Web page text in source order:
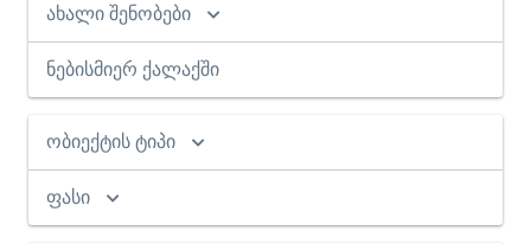
ახალი შენობები
ნებისმიერ ქალაქში
ობიექტის ტიპი
ფასი